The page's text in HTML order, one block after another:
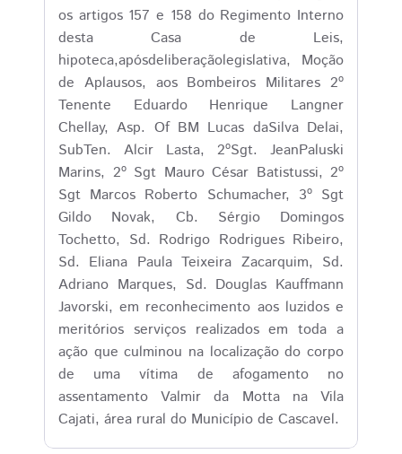
os artigos 157 e 158 do Regimento Interno
desta Casa de Leis,
hipoteca,apósdeliberaçãolegislativa, Moção
de Aplausos, aos Bombeiros Militares 2º
Tenente Eduardo Henrique Langner
Chellay, Asp. Of BM Lucas daSilva Delai,
SubTen. Alcir Lasta, 2ºSgt. JeanPaluski
Marins, 2º Sgt Mauro César Batistussi, 2º
Sgt Marcos Roberto Schumacher, 3º Sgt
Gildo Novak, Cb. Sérgio Domingos
Tochetto, Sd. Rodrigo Rodrigues Ribeiro,
Sd. Eliana Paula Teixeira Zacarquim, Sd.
Adriano Marques, Sd. Douglas Kauffmann
Javorski, em reconhecimento aos luzidos e
meritórios serviços realizados em toda a
ação que culminou na localização do corpo
de uma vítima de afogamento no
assentamento Valmir da Motta na Vila
Cajati, área rural do Município de Cascavel.